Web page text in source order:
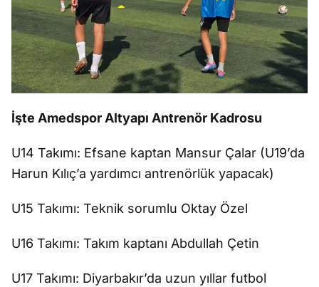
İşte Amedspor Altyapı Antrenör Kadrosu
U14 Takımı: Efsane kaptan Mansur Çalar (U19’da
Harun Kılıç’a yardımcı antrenörlük yapacak)
U15 Takımı: Teknik sorumlu Oktay Özel
U16 Takımı: Takım kaptanı Abdullah Çetin
U17 Takımı: Diyarbakır’da uzun yıllar futbol